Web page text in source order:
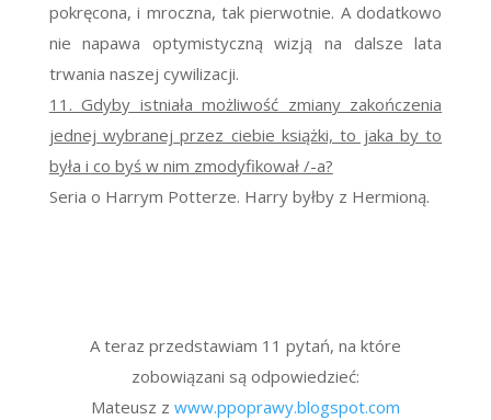
pokręcona, i mroczna, tak pierwotnie. A dodatkowo
nie napawa optymistyczną wizją na dalsze lata
trwania naszej cywilizacji.
11. Gdyby istniała możliwość zmiany zakończenia
jednej wybranej przez ciebie książki, to jaka by to
była i co byś w nim zmodyfikował /-a?
Seria o Harrym Potterze. Harry byłby z Hermioną.
A teraz przedstawiam 11 pytań, na które
zobowiązani są odpowiedzieć:
Mateusz z www.ppoprawy.blogspot.com